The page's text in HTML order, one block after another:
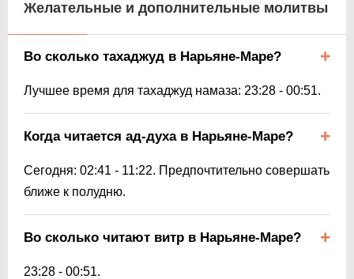
Желательные и дополнительные молитвы
Во сколько тахаджуд в Нарьяне-Маре?
Лучшее время для тахаджуд намаза: 23:28 - 00:51.
Когда читается ад-духа в Нарьяне-Маре?
Сегодня: 02:41 - 11:22. Предпочтительно совершать
ближе к полудню.
Во сколько читают витр в Нарьяне-Маре?
23:28 - 00:51.